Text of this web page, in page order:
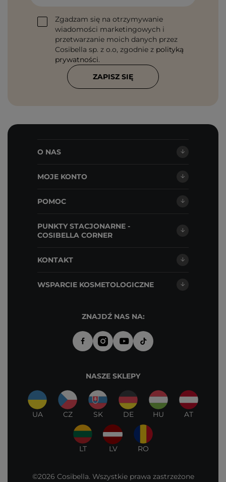
Zgadzam się na otrzymywanie
wiadomości marketingowych i
przetwarzanie moich danych przez
Cosibella sp. z o.o, zgodnie z polityką
prywatności.
ZAPISZ SIĘ
O NAS
MOJE KONTO
POMOC
PUNKTY STACJONARNE -
COSIBELLA CORNER
KONTAKT
WSPARCIE KOSMETOLOGICZNE
ZNAJDŹ NAS NA:
NASZE SKLEPY
UA CZ SK DE HU AT
LT LV RO
©2026 Cosibella. Wszystkie prawa zastrzeżone